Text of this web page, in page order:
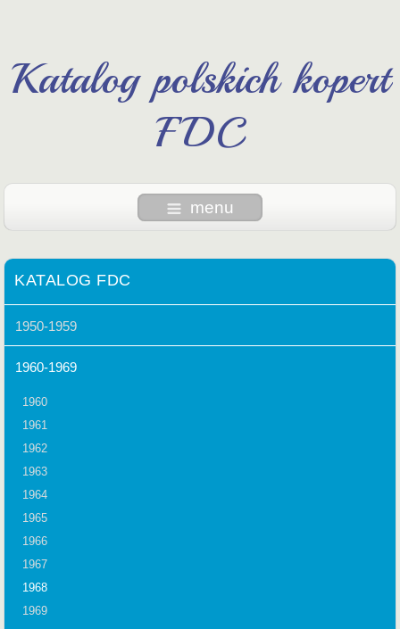
Katalog polskich kopert
FDC
menu
KATALOG FDC
1950-1959
1960-1969
1960
1961
1962
1963
1964
1965
1966
1967
1968
1969